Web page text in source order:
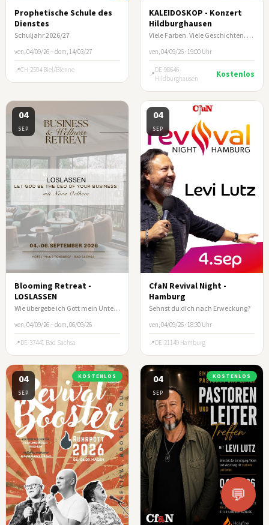
Prophetische Schule des
Dienstes
Schuljahr 2026/27
ven, 04/09/26 – dom, 14/03/27
CH-2504 Biel/Bienne
KALEIDOSKOP - Konzert
Hildburghausen
Viele Farben. Viele Geschichten. Ein Abend, der berührt.
ven, 04/09/26 · 19:00 Uhr
DE-98646
Hildburghausen
Kostenlos
04
SEP
Blooming Retreat -
LOSLASSEN
Wie übergebe ich Gott mein Unternehmen?
ven, 04/09/26 – dom, 06/09/26
DE-37441 Bad Sachsa
04
SEP
CfaN Revival Night -
Hamburg
Sehnst du dich nach Erweckung?
ven, 04/09/26 · 18:30 Uhr
DE-21149 Hamburg
04
SEP
KOSTENLOS 04
SEP
KOSTENLOS
💬